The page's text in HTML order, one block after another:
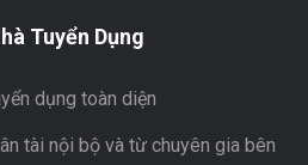
Tuyển Dụng
dụng toàn diện
tài nội bộ và từ chuyên gia bên